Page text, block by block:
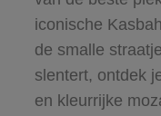
iconische
de smalle
slentert, ontdek
en kleurrijke